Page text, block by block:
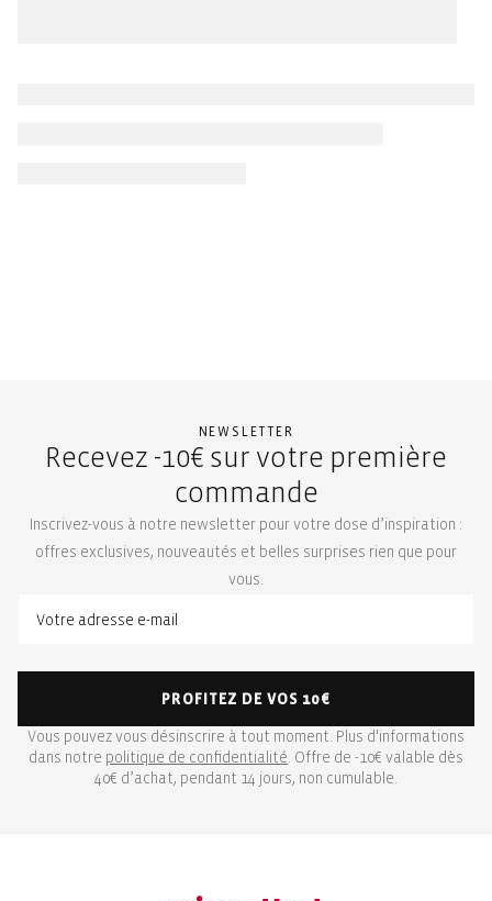
NEWSLETTER
Recevez -10€ sur votre première
commande
Inscrivez-vous à notre newsletter pour votre dose d’inspiration :
offres exclusives, nouveautés et belles surprises rien que pour
vous.
PROFITEZ DE VOS 10€
Vous pouvez vous désinscrire à tout moment. Plus d'informations
dans notre politique de confidentialité. Offre de -10€ valable dès
40€ d’achat, pendant 14 jours, non cumulable.